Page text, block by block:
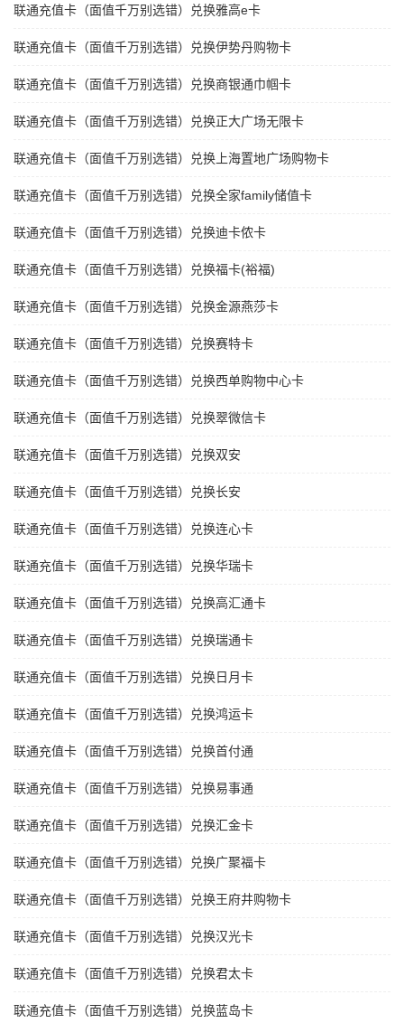
联通充值卡（面值千万别选错）兑换雅高e卡
联通充值卡（面值千万别选错）兑换伊势丹购物卡
联通充值卡（面值千万别选错）兑换商银通巾帼卡
联通充值卡（面值千万别选错）兑换正大广场无限卡
联通充值卡（面值千万别选错）兑换上海置地广场购物卡
联通充值卡（面值千万别选错）兑换全家family储值卡
联通充值卡（面值千万别选错）兑换迪卡侬卡
联通充值卡（面值千万别选错）兑换福卡(裕福)
联通充值卡（面值千万别选错）兑换金源燕莎卡
联通充值卡（面值千万别选错）兑换赛特卡
联通充值卡（面值千万别选错）兑换西单购物中心卡
联通充值卡（面值千万别选错）兑换翠微信卡
联通充值卡（面值千万别选错）兑换双安
联通充值卡（面值千万别选错）兑换长安
联通充值卡（面值千万别选错）兑换连心卡
联通充值卡（面值千万别选错）兑换华瑞卡
联通充值卡（面值千万别选错）兑换高汇通卡
联通充值卡（面值千万别选错）兑换瑞通卡
联通充值卡（面值千万别选错）兑换日月卡
联通充值卡（面值千万别选错）兑换鸿运卡
联通充值卡（面值千万别选错）兑换首付通
联通充值卡（面值千万别选错）兑换易事通
联通充值卡（面值千万别选错）兑换汇金卡
联通充值卡（面值千万别选错）兑换广聚福卡
联通充值卡（面值千万别选错）兑换王府井购物卡
联通充值卡（面值千万别选错）兑换汉光卡
联通充值卡（面值千万别选错）兑换君太卡
联通充值卡（面值千万别选错）兑换蓝岛卡